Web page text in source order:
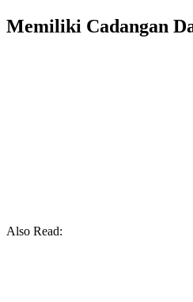
Memiliki Cadangan
Also Read: